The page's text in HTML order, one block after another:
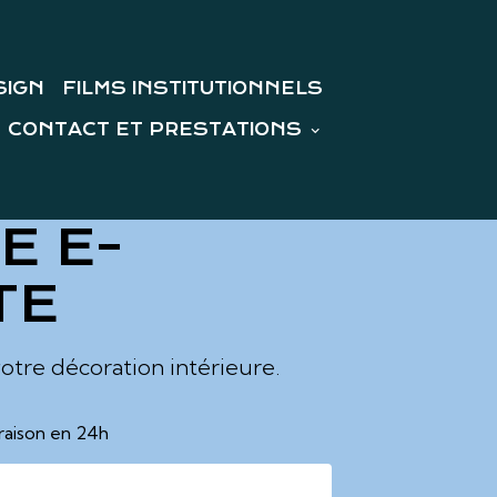
FILMS INSTITUTIONNELS
CONTACT ET PRESTATIONS
E-
décoration intérieure.
en 24h